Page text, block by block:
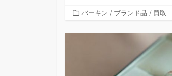
カ
ゴ
バーキン / ブランド品 / 買取